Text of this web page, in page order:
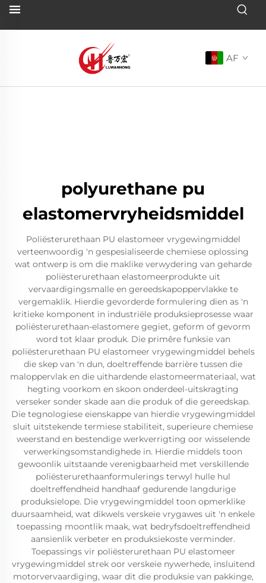
AF
polyurethane pu
elastomervryheidsmiddel
Poliësterurethaan PU elastomeer vrygewingmiddel
verteenwoordig 'n gespesialiseerde chemiese oplossing
wat ontwerp is om die maklike verwydering van geharde
poliësterurethaan elastomeerprodukte uit
vervaardigingsmalle en gereedskapoppervlakke te
vergemaklik. Hierdie gevorderde formulering dien as 'n
kritieke komponent in industriële produksieprosesse waar
poliësterurethaan-elastomere gegiet, geform of gevorm
word tot klaar produk. Die primêre funksie van
poliësterurethaan PU elastomeer vrygewingmiddel behels
die skep van 'n dun, doeltreffende barrière tussen die
maloppervlak en die uithardende elastomeermateriaal, wat
hegting voorkom en skoon onderdeel-uitskragting
verseker sonder skade aan die produk of die gereedskap.
Die tegnologiese eienskappe van hierdie vrygewingmiddel
sluit uitstekende termiese stabiliteit, superieure chemiese
weerstand en bestendige werkverrigting oor wisselende
verwerkingsomstandighede in. Hierdie middels toon
gewoonlik uitstaande verenigbaarheid met verskillende
poliësterurethaanformulerings terwyl hulle hul
doeltreffendheid handhaaf gedurende langdurige
produksielope. Die vrygewingmiddel toon opmerklike
duursaamheid, wat dikwels verskeie vrygawes uit 'n enkele
toepassing moontlik maak, wat bedryfsdoeltreffendheid
aansienlik verbeter en produksiekoste verminder.
Toepassings vir poliësterurethaan PU elastomeer
vrygewingmiddel strek oor verskeie nywerhede, insluitend
motorvervaardiging, waar dit die produksie van pakkinge,